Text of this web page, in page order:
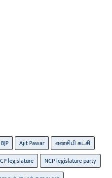
Ajit Pawar
என்சிபி கட்சி
legislature
NCP legislature party